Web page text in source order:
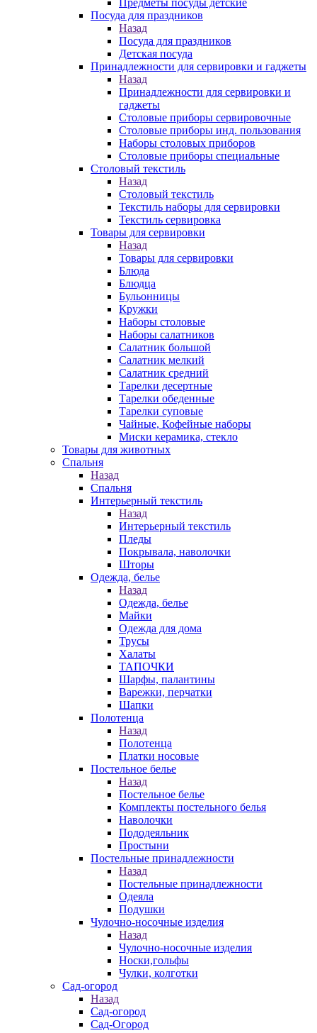
Посуда для праздников
Назад
Посуда для праздников
Детская посуда
Принадлежности для сервировки и гаджеты
Назад
Принадлежности для сервировки и
гаджеты
Столовые приборы сервировочные
Столовые приборы инд. пользования
Наборы столовых приборов
Столовые приборы специальные
Столовый текстиль
Назад
Столовый текстиль
Текстиль наборы для сервировки
Текстиль сервировка
Товары для сервировки
Назад
Товары для сервировки
Блюда
Блюдца
Бульонницы
Кружки
Наборы столовые
Наборы салатников
Салатник большой
Салатник мелкий
Салатник средний
Тарелки десертные
Тарелки обеденные
Тарелки суповые
Чайные, Кофейные наборы
Миски керамика, стекло
Товары для животных
Спальня
Назад
Спальня
Интерьерный текстиль
Назад
Интерьерный текстиль
Пледы
Покрывала, наволочки
Шторы
Одежда, белье
Назад
Одежда, белье
Майки
Одежда для дома
Трусы
Халаты
ТАПОЧКИ
Шарфы, палантины
Варежки, перчатки
Шапки
Полотенца
Назад
Полотенца
Платки носовые
Постельное белье
Назад
Постельное белье
Комплекты постельного белья
Наволочки
Пододеяльник
Простыни
Постельные принадлежности
Назад
Постельные принадлежности
Одеяла
Подушки
Чулочно-носочные изделия
Назад
Чулочно-носочные изделия
Носки,гольфы
Чулки, колготки
Сад-огород
Назад
Сад-огород
Сад-Огород